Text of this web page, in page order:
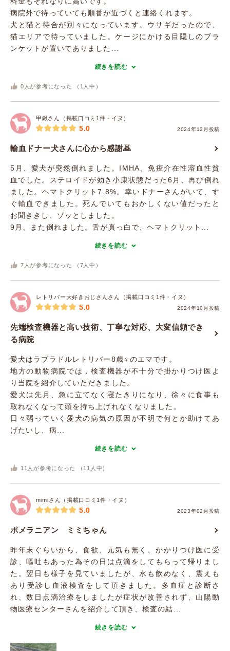
病院外で待っていても順番が近づくと連絡くれます。
犬と猫と待合が別々になっています。ウサギだったので、
猫エリアで待っていました。ケージにかける目隠しのブラ
ンケットが置いてありました...
続きを読む
0 人が参考になった （ 1 人中）
甲鍬さん（掲載口コミ1件・イヌ）
2024年12月投稿
5.0
輸血ドナー犬さんに心から感謝🙇
5月、愛犬が突然倒れました。IMHA、免疫介在性溶血性貧
血でした。ステロイドが効き小康状態だった6月、再び倒れ
ました。ヘマトクリット7.8%。幸いドナーさんがいて、す
ぐ輸血できました。死んでいてもおかしくない値だったと
お聞ききし、ゾッとしました。
9月、また倒れました。舌が真っ白で、ヘマトクリット...
続きを読む
7 人が参考になった （ 7 人中）
レトリバー大好きおじさんさん（掲載口コミ1件・イヌ）
2024年10月投稿
5.0
先端検査機器と高い技術、丁寧な対応、大変信頼でき
る病院
愛犬はラブラドルレトリバー8歳♀のエマです。
地方の動物病院では，検査機器が不十分で掛かりつけ医よ
り当院を紹介していただきました。
愛犬は先月、急に立てなく寝たきりになり、徐々に食事も
取れなくなって頭を持ち上げれなくなりました。
日々弱っていく愛犬の病気の原因が不明で何とか助けてあ
げたいし、病...
続きを読む
11 人が参考になった （ 11 人中）
mimiさん（掲載口コミ1件・イヌ）
2023年02月投稿
5.0
ポメラニアン ミミちゃん
昨年末ぐらいから、食欲、元気も無く、かかりつけ医に受
診、嘔吐もあった為その日は点滴をしてもらって帰りまし
た。翌日も様子を見ていましたが、水も飲めなく、震えも
あり受診し血液検査をして頂きました。多血症と診断さ
れ、数日点滴治療をしましたが症状が改善されず、山陽動
物医療センターさんを紹介して頂き、検査の結...
続きを読む